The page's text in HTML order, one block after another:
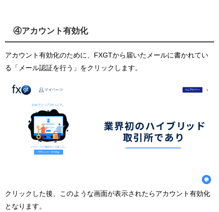
④アカウント有効化
アカウント有効化のために、FXGTから届いたメールに書かれてい
る「メール認証を行う」をクリックします。
クリックした後、このような画面が表示されたらアカウント有効化
となります。